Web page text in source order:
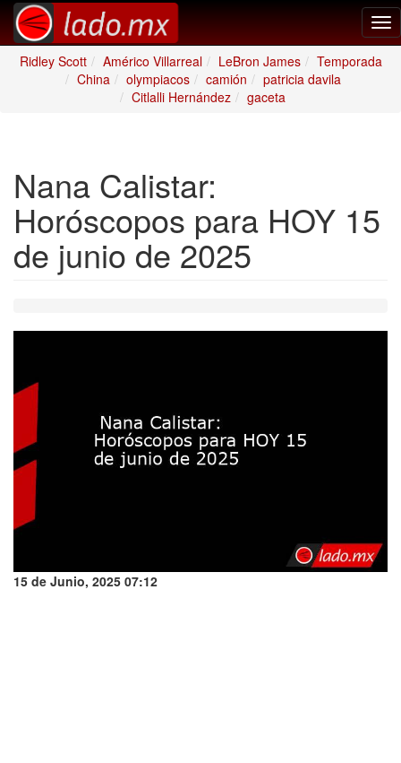
Ridley Scott
Américo Villarreal LeBron James
Temporada
China
olympiacos camión
patricia davila
Citlalli Hernández
gaceta
Nana Calistar:
Horóscopos para HOY 15
de junio de 2025
15 de Junio, 2025 07:12